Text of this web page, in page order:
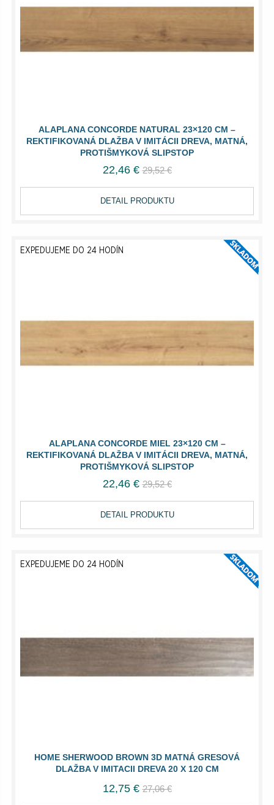
ALAPLANA CONCORDE NATURAL 23×120 CM –
REKTIFIKOVANÁ DLAŽBA V IMITÁCII DREVA, MATNÁ,
PROTIŠMYKOVÁ SLIPSTOP
22,46 € 29,52 €
DETAIL PRODUKTU
ALAPLANA CONCORDE MIEL 23×120 CM –
REKTIFIKOVANÁ DLAŽBA V IMITÁCII DREVA, MATNÁ,
PROTIŠMYKOVÁ SLIPSTOP
EXPEDUJEME DO 24 HODÍN
22,46 € 29,52 €
DETAIL PRODUKTU
HOME SHERWOOD BROWN 3D MATNÁ GRESOVÁ
DLAŽBA V IMITACII DREVA 20 X 120 CM
EXPEDUJEME DO 24 HODÍN
12,75 € 27,06 €